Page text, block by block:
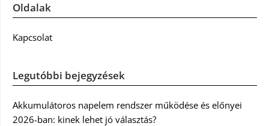
Oldalak
Kapcsolat
Legutóbbi bejegyzések
Akkumulátoros napelem rendszer működése és előnyei
2026-ban: kinek lehet jó választás?